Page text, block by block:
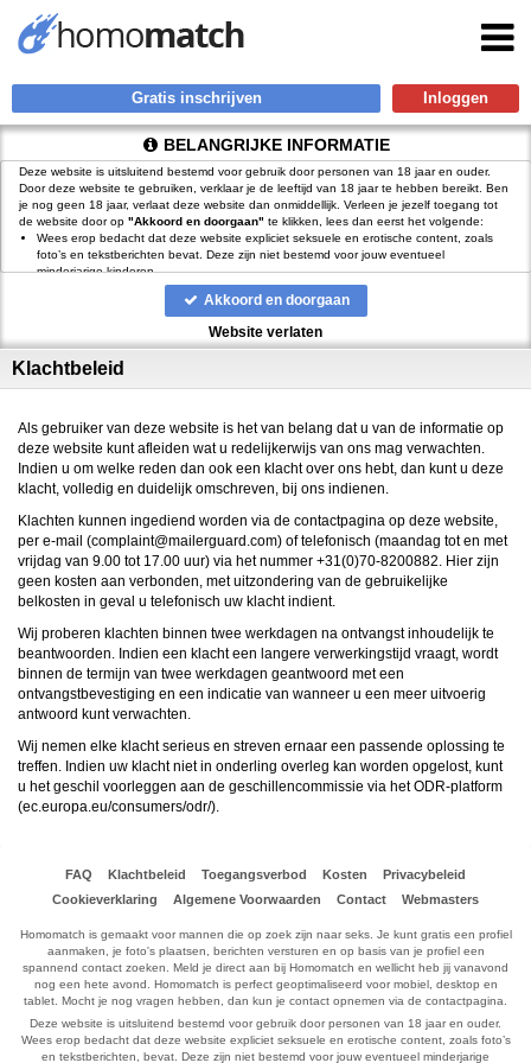
Gratis inschrijven
BELANGRIJKE INFORMATIE
Deze website is uitsluitend bestemd voor gebruik door personen van 18 jaar en ouder.
Door deze website te gebruiken, verklaar je de leeftijd van 18 jaar te hebben bereikt. Ben
je nog geen 18 jaar, verlaat deze website dan onmiddellijk. Verleen je jezelf toegang tot
de website door op "Akkoord en doorgaan" te klikken, lees dan eerst het volgende:
Wees erop bedacht dat deze website expliciet seksuele en erotische content, zoals
foto’s en tekstberichten bevat. Deze zijn niet bestemd voor jouw eventueel
minderjarige kinderen.
gebruikt functionele, analytische cookies, social media cookies en
vergelijkbare technieken, zoals Google Webmaster Tools, Google Analytics, Alexa
Certify, Yandex, Hotjar, Histats en Statcounter die automatisch gegevens kunnen
verzamelen wanneer je de website bezoekt. De gegevens verkregen uit de cookies,
teneinde het voor
Wees voorzichtig bij het praten met vreemden via deze website. Je weet immers nooit
achternaam, e-mailadres, huis- of werkadres, telefoonnummer of andere naar jou
herleidbare gegevens op deze website.
Zet iemand jou onder druk op deze website, bijvoorbeeld om persoonlijke of financiële
gegevens te verstrekken? Stop dan meteen met het communiceren met deze persoon.
Let er ook op dat mensen in staat zijn op een listige manier dergelijke gegevens van je
Voorkom dat jouw minderjarige kinderen met erotische of anderszins voor minderjarigen
ongeschikte online content in aanraking komen. Daarvoor enkele tips:
Installeer programma’s voor ouderlijk toezicht op jouw apparaat. Voorbeelden van
programma’s voor ouderlijk toezicht zijnNetnanny ,Connectsafely,Kasperskyen
Norton. Deze programma’s werken zodanig dat toegang tot specifieke websites en
online inhoud worden geblokkeerd. Vaak blokkeren deze programma’s standaard al
ongeschikt zijn voor minderjarigen. Door middel van updates kunnen daar steeds
nieuwe websites aan worden toegevoegd.
Neem contact op met jouw internetprovider. Er zijn internetproviders die het mogelijk
maken dat bepaalde informatie van internet wordt gefilterd. Je kunt jouw
internetprovider raadplegen om na te vragen of deze service ook voor jou mogelijk
is.
zodat je kunt zien welke websites door jouw minderjarige kinderen zijn bezocht.
Door in geval van ongewenste sitebezoeken jouw minderjarige kinderen daarop
aan te spreken, kun je jouw kinderen leren dat de websites niet voor hun geschikt
zijn. Bovendien kun je naar aanleiding daarvan beoordelen in hoeverre jouw kind
vreemden, bijvoorbeeld via een chatwebsite. Leer ze ook dat niet iedereen op
internet hoeft te zijn wie ze zeggen te zijn en dat men wel eens verkeerde
bedoelingen kan hebben als iemand via het internet contact opneemt met jouw
die zij online hebben ontmoet, moeten afspreken zonder daarover eerst met jou te
overleggen. Ook is het raadzaam jouw kind te vertellen dat hij jou meteen moet
laten weten wanneer iemand op internet contact met hem opneemt of wanneer
jouw kind seksueel getinte content of andere content waarvan hij schrikt, op
internet tegenkomt.
Via deze website verleent
, de exploitant van deze website,
chatdiensten voor entertainmentdoeleinden. Om van deze diensten gebruik te kunnen
maken, heb je credits nodig. Je ontvangt er bij jouw aanmelding een paar gratis, maar
Akkoord en doorgaan
Website verlaten
Klachtbeleid
Als gebruiker van deze website is het van belang dat u van de informatie op
deze website kunt afleiden wat u redelijkerwijs van ons mag verwachten.
Indien u om welke reden dan ook een klacht over ons hebt, dan kunt u deze
klacht, volledig en duidelijk omschreven, bij ons indienen.
Klachten kunnen ingediend worden via de contactpagina op deze website,
per e-mail (moc.draugreliam@tnialpmoc) of telefonisch (maandag tot en met
vrijdag van 9.00 tot 17.00 uur) via het nummer +31(0)70-8200882. Hier zijn
geen kosten aan verbonden, met uitzondering van de gebruikelijke
belkosten in geval u telefonisch uw klacht indient.
Wij proberen klachten binnen twee werkdagen na ontvangst inhoudelijk te
beantwoorden. Indien een klacht een langere verwerkingstijd vraagt, wordt
binnen de termijn van twee werkdagen geantwoord met een
ontvangstbevestiging en een indicatie van wanneer u een meer uitvoerig
antwoord kunt verwachten.
Wij nemen elke klacht serieus en streven ernaar een passende oplossing te
treffen. Indien uw klacht niet in onderling overleg kan worden opgelost, kunt
u het geschil voorleggen aan de geschillencommissie via het ODR-platform
(ec.europa.eu/consumers/odr/).
FAQ Klachtbeleid Toegangsverbod Kosten
Privacybeleid
Cookieverklaring
Algemene Voorwaarden Contact Webmasters
Homomatch is gemaakt voor mannen die op zoek zijn naar seks. Je kunt gratis een profiel
aanmaken, je foto's plaatsen, berichten versturen en op basis van je profiel een
spannend contact zoeken. Meld je direct aan bij Homomatch en wellicht heb jij vanavond
nog een hete avond. Homomatch is perfect geoptimaliseerd voor mobiel, desktop en
tablet. Mocht je nog vragen hebben, dan kun je contact opnemen via de contactpagina.
Deze website is uitsluitend bestemd voor gebruik door personen van 18 jaar en ouder.
Wees erop bedacht dat deze website expliciet seksuele en erotische content, zoals foto’s
en tekstberichten, bevat. Deze zijn niet bestemd voor jouw eventueel minderjarige